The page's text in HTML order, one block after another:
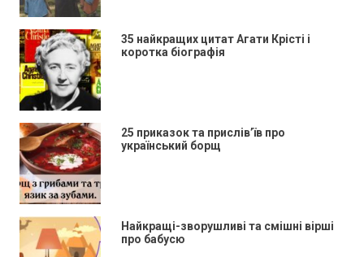
35 найкращих цитат Агати Крісті і
коротка біографія
25 приказок та прислів’їв про
український борщ
Найкращі-зворушливі та смішні вірші
про бабусю